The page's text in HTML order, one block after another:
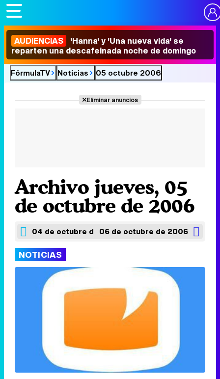
AUDIENCIAS 'Hanna' y 'Una nueva vida' se
reparten una descafeinada noche de domingo
FórmulaTV Noticias 05 octubre 2006
Eliminar anuncios
Archivo jueves, 05
de octubre de 2006
04 de octubre de 200606 de octubre de 2006
NOTICIAS